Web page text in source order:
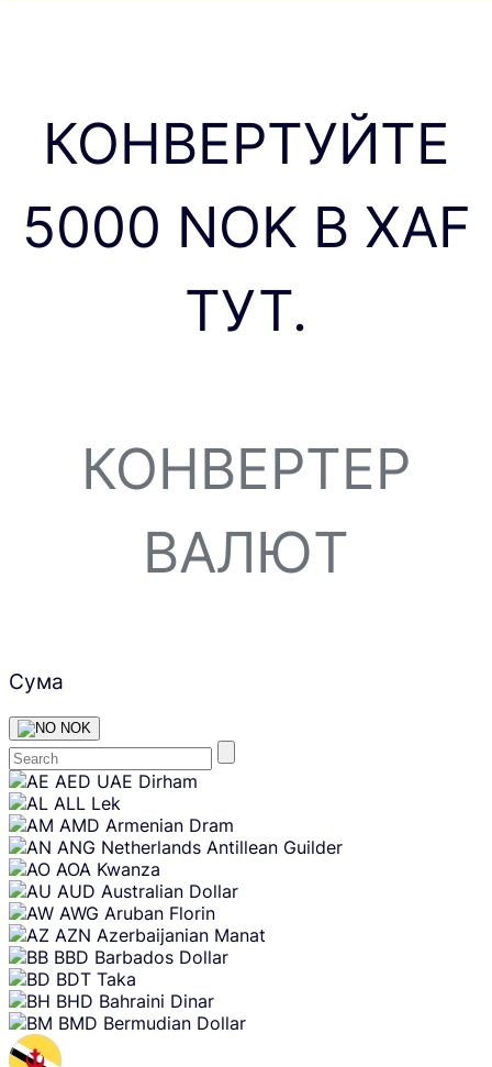
КОНВЕРТУЙТЕ
5000 NOK В XAF
ТУТ.
КОНВЕРТЕР
ВАЛЮТ
Сума
NOK
Skip
content
AED UAE Dirham
ALL Lek
AMD Armenian Dram
ANG Netherlands Antillean Guilder
AOA Kwanza
AUD Australian Dollar
AWG Aruban Florin
AZN Azerbaijanian Manat
BBD Barbados Dollar
BDT Taka
BHD Bahraini Dinar
BMD Bermudian Dollar